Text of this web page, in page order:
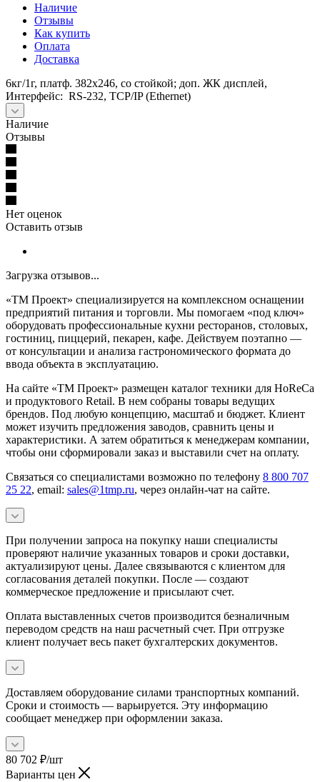
Наличие
Отзывы
Как купить
Оплата
Доставка
6кг/1г, платф. 382х246, со стойкой; доп. ЖК дисплей,
Интерфейс: RS-232, TCP/IP (Ethernet)
Наличие
Отзывы
Нет оценок
Оставить отзыв
Загрузка отзывов...
«ТМ Проект» специализируется на комплексном оснащении
предприятий питания и торговли. Мы помогаем «под ключ»
оборудовать профессиональные кухни ресторанов, столовых,
гостиниц, пиццерий, пекарен, кафе. Действуем поэтапно —
от консультации и анализа гастрономического формата до
ввода объекта в эксплуатацию.
На сайте «ТМ Проект» размещен каталог техники для HoReCa
и продуктового Retail. В нем собраны товары ведущих
брендов. Под любую концепцию, масштаб и бюджет. Клиент
может изучить предложения заводов, сравнить цены и
характеристики. А затем обратиться к менеджерам компании,
чтобы они сформировали заказ и выставили счет на оплату.
Связаться со специалистами возможно по телефону 8 800 707
25 22, email: sales@1tmp.ru, через онлайн-чат на сайте.
При получении запроса на покупку наши специалисты
проверяют наличие указанных товаров и сроки доставки,
актуализируют цены. Далее связываются с клиентом для
согласования деталей покупки. После — создают
коммерческое предложение и присылают счет.
Оплата выставленных счетов производится безналичным
переводом средств на наш расчетный счет. При отгрузке
клиент получает весь пакет бухгалтерских документов.
Доставляем оборудование силами транспортных компаний.
Сроки и стоимость — варьируется. Эту информацию
сообщает менеджер при оформлении заказа.
80 702 ₽/шт
Варианты цен